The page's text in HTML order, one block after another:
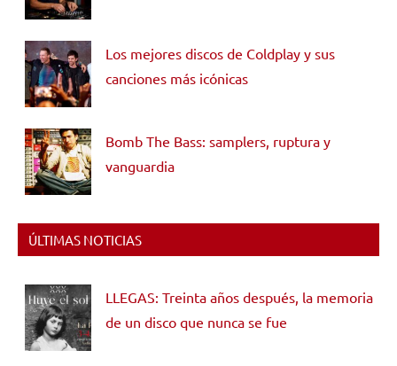
Los mejores discos de Coldplay y sus
canciones más icónicas
Bomb The Bass: samplers, ruptura y
vanguardia
ÚLTIMAS NOTICIAS
LLEGAS: Treinta años después, la memoria
de un disco que nunca se fue